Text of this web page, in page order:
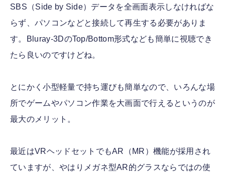
SBS（Side by Side）データを全画面表示しなければな
らず、パソコンなどと接続して再生する必要がありま
す。Bluray-3DのTop/Bottom形式なども簡単に視聴でき
たら良いのですけどね。
とにかく小型軽量で持ち運びも簡単なので、いろんな場
所でゲームやパソコン作業を大画面で行えるというのが
最大のメリット。
最近はVRヘッドセットでもAR（MR）機能が採用され
ていますが、やはりメガネ型AR的グラスならではの使